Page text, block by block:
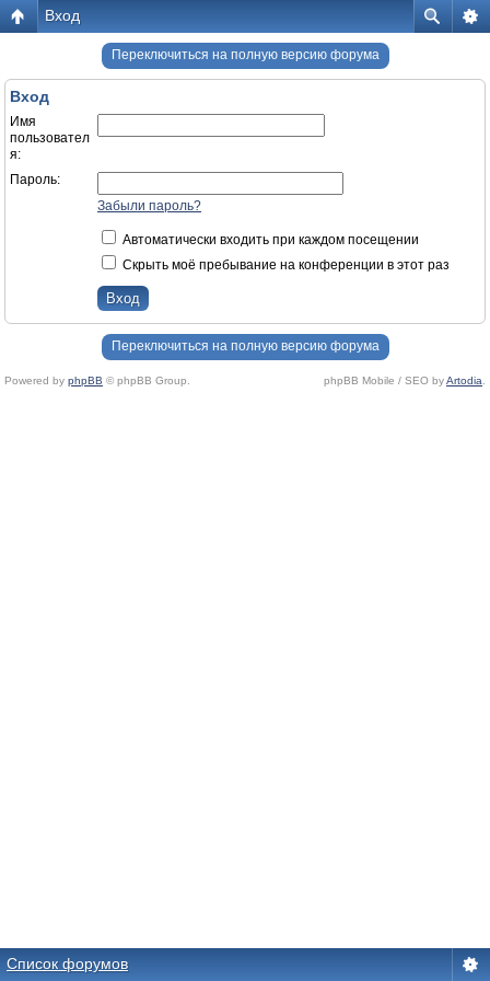
Вход
Переключиться на полную версию форума
Вход
Имя
пользовател
я:
Пароль:
Забыли пароль?
Автоматически входить при каждом посещении
Скрыть моё пребывание на конференции в этот раз
Переключиться на полную версию форума
Powered by phpBB © phpBB Group. phpBB Mobile / SEO byArtodia
Список форумов